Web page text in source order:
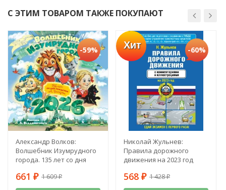
С ЭТИМ ТОВАРОМ ТАКЖЕ ПОКУПАЮТ
-59%
Александр Волков:
Волшебник Изумрудного
города. 135 лет со дня
661 ₽ 1 609₽
Хит -60%
Николай Жульнев:
Правила дорожного
движения на 2023 год
568 ₽ 1 428₽